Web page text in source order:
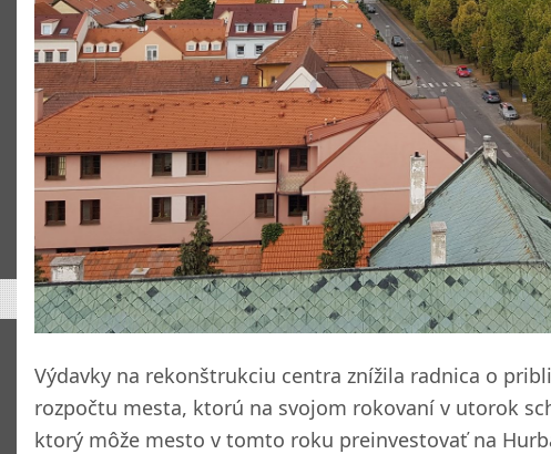
Výdavky na rekonštrukciu centra znížila radnica o
rozpočtu mesta, ktorú na svojom rokovaní v utorok
ktorý môže mesto v tomto roku preinvestovať na